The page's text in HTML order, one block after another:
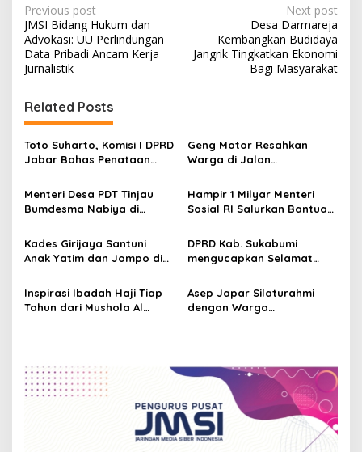
P
o
s
t
n
a
v
g
a
t
i
o
n
Previous post
JMSI Bidang Hukum dan
Advokasi: UU Perlindungan
Data Pribadi Ancam Kerja
Jurnalistik
Next post
Desa Darmareja
Kembangkan Budidaya
Jangrik Tingkatkan Ekonomi
Bagi Masyarakat
Related Posts
Toto Suharto, Komisi I DPRD
Jabar Bahas Penataan
Sukabumi, dan Banjar
Geng Motor Resahkan
Warga di Jalan
Menteri Desa PDT Tinjau
Bumdesma Nabiya di
Hampir 1 Milyar Menteri
Sosial RI Salurkan Bantuan
Bencana Longsor di
Simpenan, Sukabumi
Kades Girijaya Santuni
Anak Yatim dan Jompo di
DPRD Kab. Sukabumi
mengucapkan Selamat
Inspirasi Ibadah Haji Tiap
Tahun dari Mushola Al
Asep Japar Silaturahmi
dengan Warga